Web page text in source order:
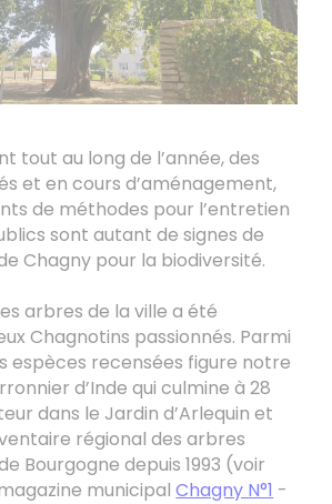
tout au long de l’année, des
et en cours d’aménagement,
de méthodes pour l’entretien
sont autant de signes de
Chagny pour la biodiversité.
arbres de la ville a été
Chagnotins passionnés. Parmi
espèces recensées figure notre
d’Inde qui culmine à 28
dans le Jardin d’Arlequin et
régional des arbres
Bourgogne depuis 1993 (voir
municipalChagny N°1 -